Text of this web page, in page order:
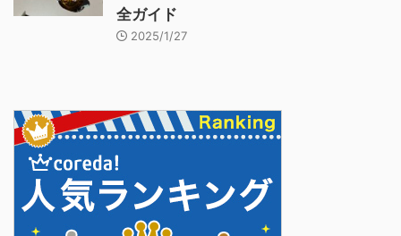
全ガイド
2025/1/27